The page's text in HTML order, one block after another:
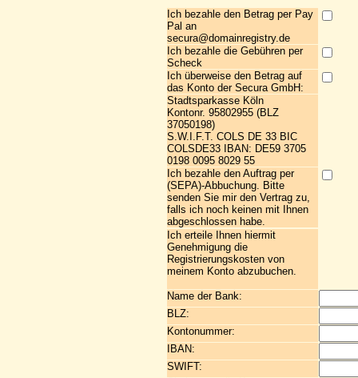
Ich bezahle den Betrag per Pay
Pal an
secura@domainregistry.de
Ich bezahle die Gebühren per
Scheck
Ich überweise den Betrag auf
das Konto der Secura GmbH:
Stadtsparkasse Köln
Kontonr. 95802955 (BLZ
37050198)
S.W.I.F.T. COLS DE 33 BIC
COLSDE33 IBAN: DE59 3705
0198 0095 8029 55
Ich bezahle den Auftrag per
(SEPA)-Abbuchung. Bitte
senden Sie mir den Vertrag zu,
falls ich noch keinen mit Ihnen
abgeschlossen habe.
Ich erteile Ihnen hiermit
Genehmigung die
Registrierungskosten von
meinem Konto abzubuchen.
Name der Bank:
BLZ:
Kontonummer:
IBAN:
SWIFT: